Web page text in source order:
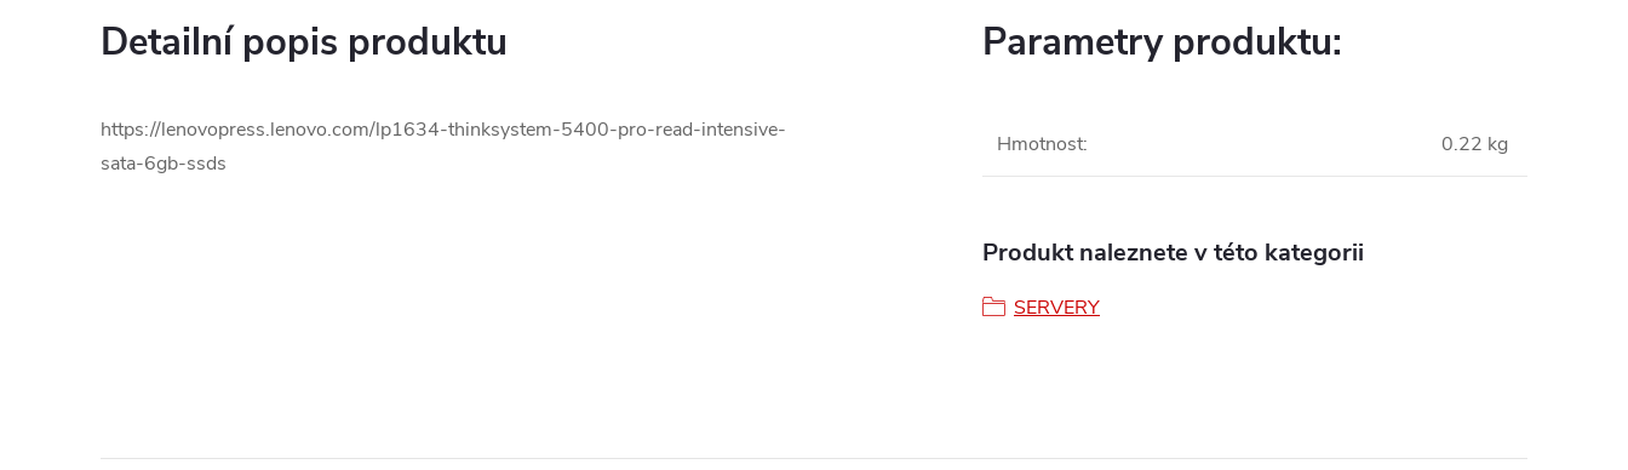
Detailní popis produktu
https://lenovopress.lenovo.com/lp1634-thinksystem-5400-pro-read-intensive-
sata-6gb-ssds
Parametry produktu:
Hmotnost: 0.22 kg
Produkt naleznete v této kategorii
SERVERY